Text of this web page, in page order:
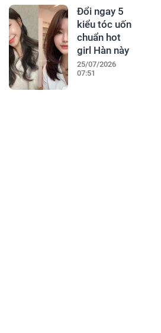
Đổi ngay 5
kiểu tóc uốn
chuẩn hot
girl Hàn này
25/07/2026
07:51